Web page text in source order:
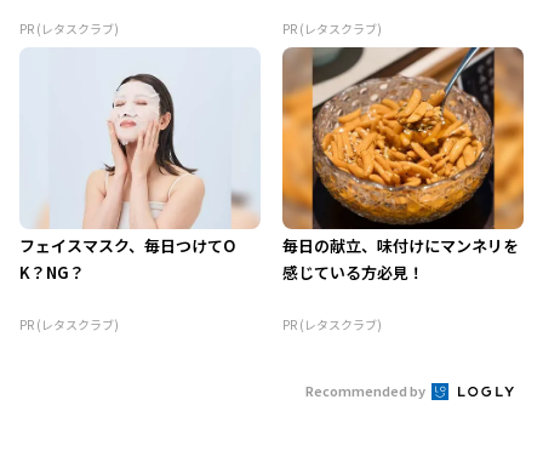
PR (レタスクラブ) PR (レタスクラブ)
フェイスマスク、毎日つけてO
K？NG？
PR (レタスクラブ)
毎日の献立、味付けにマンネリを
感じている方必見！
PR (レタスクラブ)
Recommended by